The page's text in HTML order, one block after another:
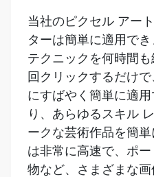
当社のピクセル アー
ターは簡単に適用で
テクニックを何時間
回クリックするだけ
にすばやく簡単に適
り、あらゆるスキル
ークな芸術作品を簡
は非常に高速で、ポ
物など、さまざまな